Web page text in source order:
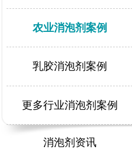
农业消泡剂案例
乳胶消泡剂案例
更多行业消泡剂案例
消泡剂资讯